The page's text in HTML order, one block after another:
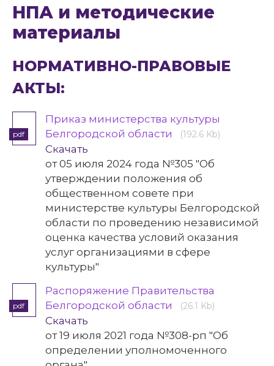
НПА и методические
материалы
НОРМАТИВНО-ПРАВОВЫЕ
АКТЫ:
pdf
Приказ министерства культуры
Белгородской области
(192.6 Kb)
Скачать
от 05 июля 2024 года №305 "Об
утверждении положения об
общественном совете при
министерстве культуры Белгородской
области по проведению независимой
оценка качества условий оказания
услуг организациями в сфере
культуры"
pdf
Распоряжение Правительства
Белгородской области
(26.1 Kb)
Скачать
от 19 июля 2021 года №308-рп "Об
определении уполномоченного